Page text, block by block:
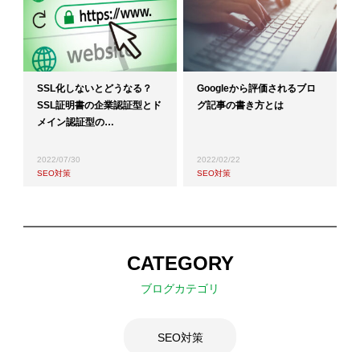
SSL化しないとどうなる？
SSL証明書の企業認証型とド
メイン認証型の…
2022/07/30
SEO対策
Googleから評価されるブロ
グ記事の書き方とは
2022/02/22
SEO対策
CATEGORY
ブログカテゴリ
SEO対策